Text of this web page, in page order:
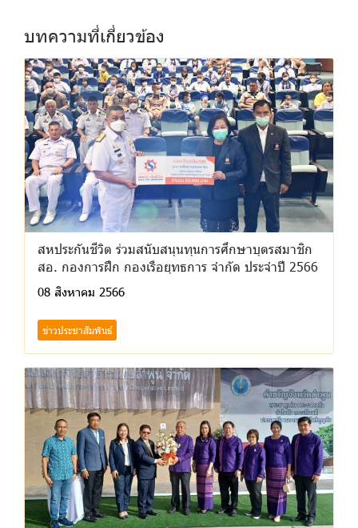
บทความที่เกี่ยวข้อง
สหประกันชีวิต ร่วมสนับสนุนทุนการศึกษาบุตรสมาชิก
สอ. กองการฝึก กองเรือยุทธการ จำกัด ประจำปี 2566
08 สิงหาคม 2566
ข่าวประชาสัมพันธ์